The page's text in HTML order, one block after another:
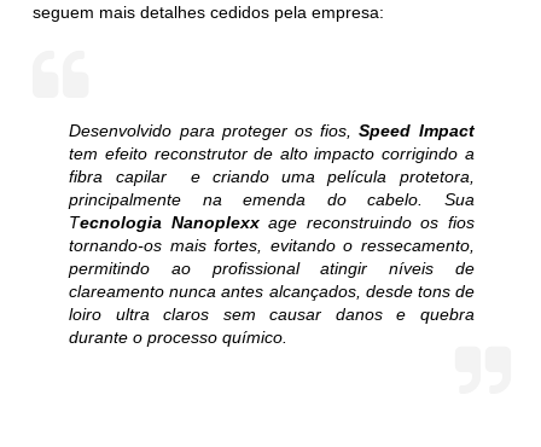
seguem mais detalhes cedidos pela empresa:
Desenvolvido para proteger os fios,Speed Impact
tem efeito reconstrutor de alto impacto corrigindo a
fibra capilar e criando uma película protetora,
principalmente na emenda do cabelo. Sua
Tecnologia Nanoplexxage reconstruindo os fios
tornando-os mais fortes, evitando o ressecamento,
permitindo ao profissional atingir níveis de
clareamento nunca antes alcançados, desde tons de
loiro ultra claros sem causar danos e quebra
durante o processo químico.